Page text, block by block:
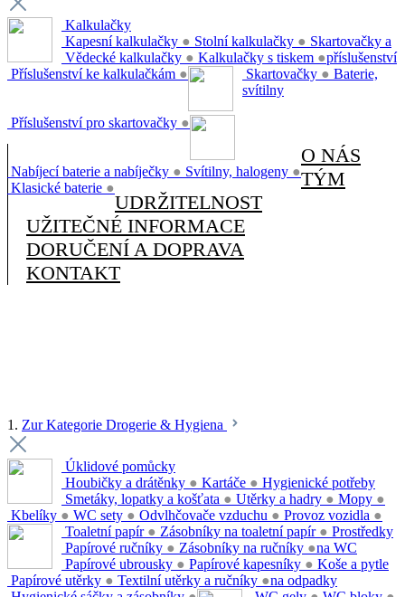
Kalkulačky
Kapesní kalkulačky ● Stolní kalkulačky ●
Vědecké kalkulačky ● Kalkulačky s tiskem ●
Příslušenství ke kalkulačkám ●
Skartovačky a
příslušenství
Skartovačky ●
Příslušenství pro skartovačky ●
Baterie,
svítilny
Nabíjecí baterie a nabíječky ● Svítilny, halogeny ●
Klasické baterie ●
O NÁS
TÝM
UDRŽITELNOST
UŽITEČNÉ INFORMACE
DORUČENÍ A DOPRAVA
KONTAKT
1. Zur Kategorie Drogerie & Hygiena
Úklidové pomůcky
Houbičky a drátěnky ● Kartáče ●
Smetáky, lopatky a košťata ● Utěrky a hadry ● Mopy ●
Kbelíky ● WC sety ● Odvlhčovače vzduchu ● Provoz vozidla ●
Hygienické potřeby
Toaletní papír ● Zásobníky na toaletní papír ●
Papírové ručníky ● Zásobníky na ručníky ●
Papírové ubrousky ● Papírové kapesníky ●
Papírové utěrky ● Textilní utěrky a ručníky ●
Prostředky
na WC
Koše a pytle
na odpadky